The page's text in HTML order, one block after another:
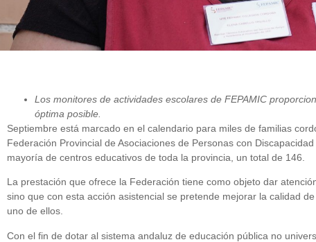
Los monitores de actividades escolares de FEPAMIC
óptima posible.
Septiembre está marcado en el calendario para miles de familias
Federación Provincial de Asociaciones de Personas con
mayoría de centros educativos de toda la provincia, un total de 146.
La prestación que ofrece la Federación tiene como objeto dar
sino que con esta acción asistencial se pretende mejorar la calidad
uno de ellos.
Con el fin de dotar al sistema andaluz de educación pública no